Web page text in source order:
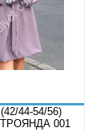
44-54/56)
001